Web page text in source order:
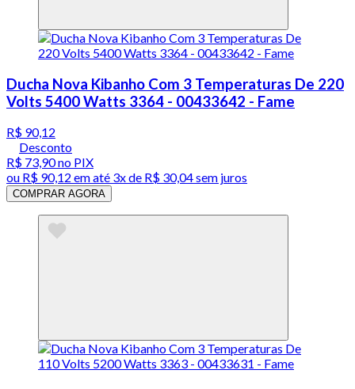
Ducha Nova Kibanho Com 3 Temperaturas De 220
Volts 5400 Watts 3364 - 00433642 - Fame
R$ 90,12
Desconto
R$ 73,90no PIX
ou R$ 90,12 em até 3x de R$ 30,04 sem juros
COMPRAR AGORA